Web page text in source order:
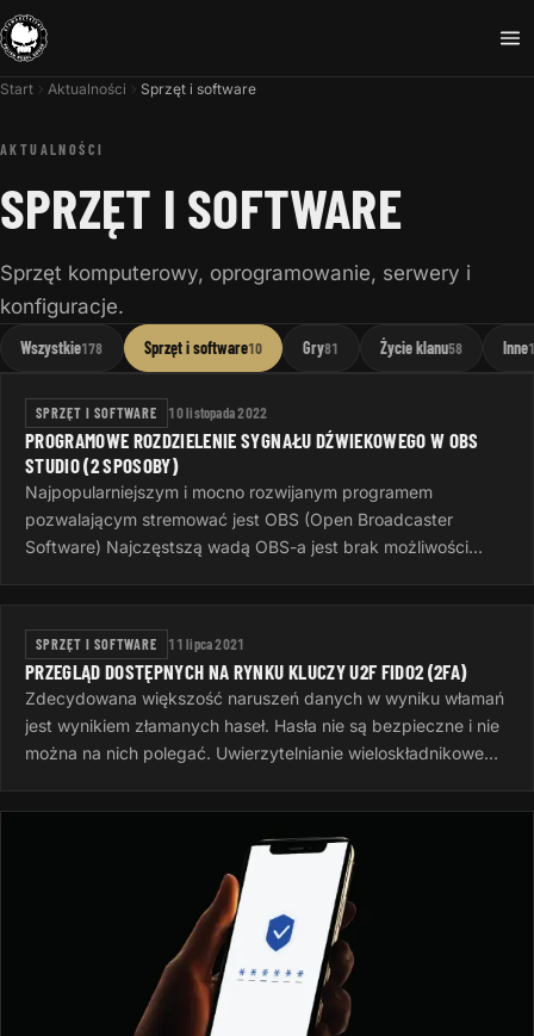
Start Aktualności Sprzęt i software
AKTUALNOŚCI
SPRZĘT I SOFTWARE
Sprzęt komputerowy, oprogramowanie, serwery i
konfiguracje.
Wszystkie178 Sprzęt i software10 Gry81 Życie klanu58 Inne
SPRZĘT I SOFTWARE 10 listopada 2022
PROGRAMOWE ROZDZIELENIE SYGNAŁU DŹWIEKOWEGO W OBS
STUDIO (2 SPOSOBY)
Najpopularniejszym i mocno rozwijanym programem
pozwalającym stremować jest OBS (Open Broadcaster
Software) Najczęstszą wadą OBS-a jest brak możliwości
SPRZĘT I SOFTWARE 11 lipca 2021
PRZEGLĄD DOSTĘPNYCH NA RYNKU KLUCZY U2F FIDO2 (2FA)
Zdecydowana większość naruszeń danych w wyniku włamań
jest wynikiem złamanych haseł. Hasła nie są bezpieczne i nie
można na nich polegać. Uwierzytelnianie wieloskładnikowe